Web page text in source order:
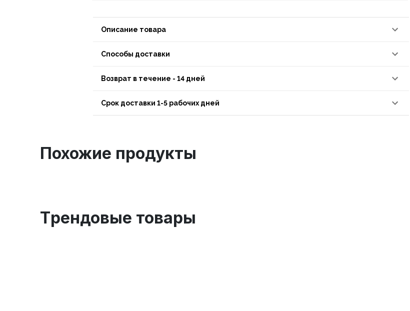
Описание товара
Способы доставки
Возврат в течение - 14 дней
Срок доставки 1-5 рабочих дней
Похожие продукты
Tрендовые товары